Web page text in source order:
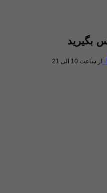
بگیرید
از ساعت 10 الی 21